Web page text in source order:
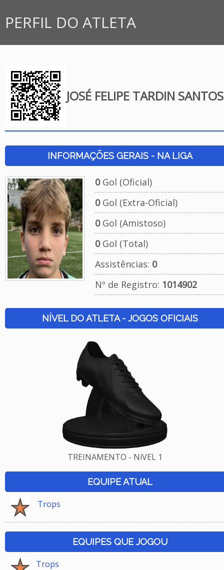
PERFIL DO ATLETA
JOSÉ FELIPE TARDIN SANTOS
INFORMAÇÕES GERAIS - NA LIGA
0Gol (Oficial)
0Gol (Extra-Oficial)
0Gol (Amistoso)
0Gol (Total)
Assistências: 0
Nº de Registro: 1014902
NÍVEL DO ATLETA - JOGOS OFICIAIS
TREINAMENTO - NíVEL 1
EQUIPE ATUAL
Trops
EQUIPES QUE JOGOU
Trops